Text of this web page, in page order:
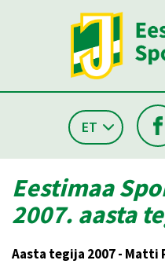
ET
Eestimaa
2007. aasta
Aasta tegija 2007 - Matti